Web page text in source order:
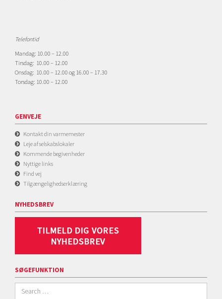
Telefontid
Mandag: 10.00 – 12.00
Tirsdag: 10.00 – 12.00
Onsdag: 10.00 – 12.00 og 16.00 – 17.30
Torsdag: 10.00 – 12.00
GENVEJE
Kontakt din varmemester
Leje af selskabslokaler
Kommende begivenheder
Nyttige links
Find vej
Tilgængelighedserklæring
NYHEDSBREV
SØGEFUNKTION